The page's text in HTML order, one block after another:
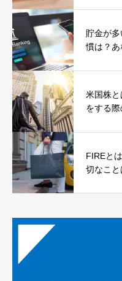
貯金が
慣は？あ
米国株
をする際
FIREと
切なこと